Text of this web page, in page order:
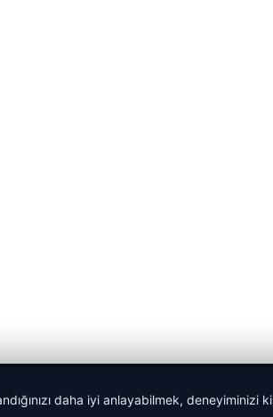
daha iyi anlayabilmek,